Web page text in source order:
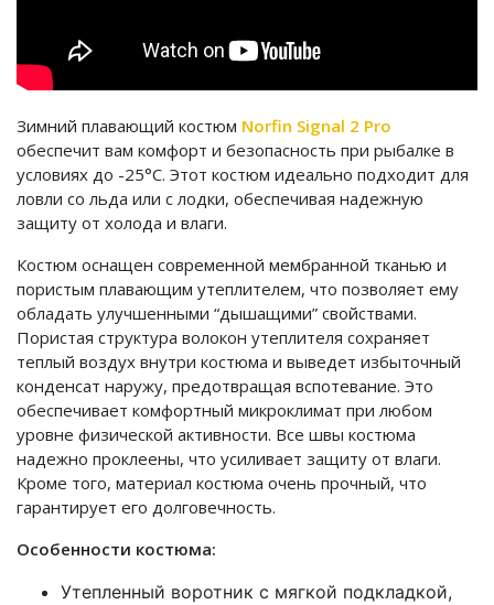
Зимний плавающий костюм Norfin Signal 2 Pro
обеспечит вам комфорт и безопасность при рыбалке в
условиях до -25°C. Этот костюм идеально подходит для
ловли со льда или с лодки, обеспечивая надежную
защиту от холода и влаги.
Костюм оснащен современной мембранной тканью и
пористым плавающим утеплителем, что позволяет ему
обладать улучшенными “дышащими” свойствами.
Пористая структура волокон утеплителя сохраняет
теплый воздух внутри костюма и выведет избыточный
конденсат наружу, предотвращая вспотевание. Это
обеспечивает комфортный микроклимат при любом
уровне физической активности. Все швы костюма
надежно проклеены, что усиливает защиту от влаги.
Кроме того, материал костюма очень прочный, что
гарантирует его долговечность.
Особенности костюма:
Утепленный воротник с мягкой подкладкой,